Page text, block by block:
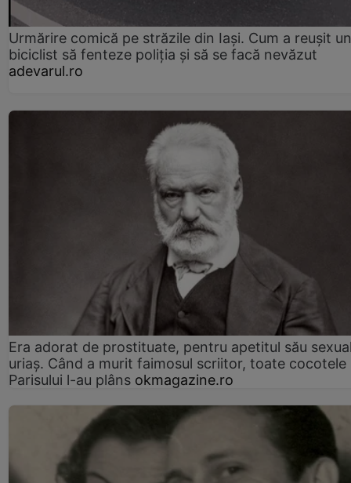
Urmărire comică pe străzile din Iași. Cum a reușit un
biciclist să fenteze poliția și să se facă nevăzut
adevarul.ro
Era adorat de prostituate, pentru apetitul său
uriaș. Când a murit faimosul scriitor, toate cocotele
Parisului l-au plâns okmagazine.ro